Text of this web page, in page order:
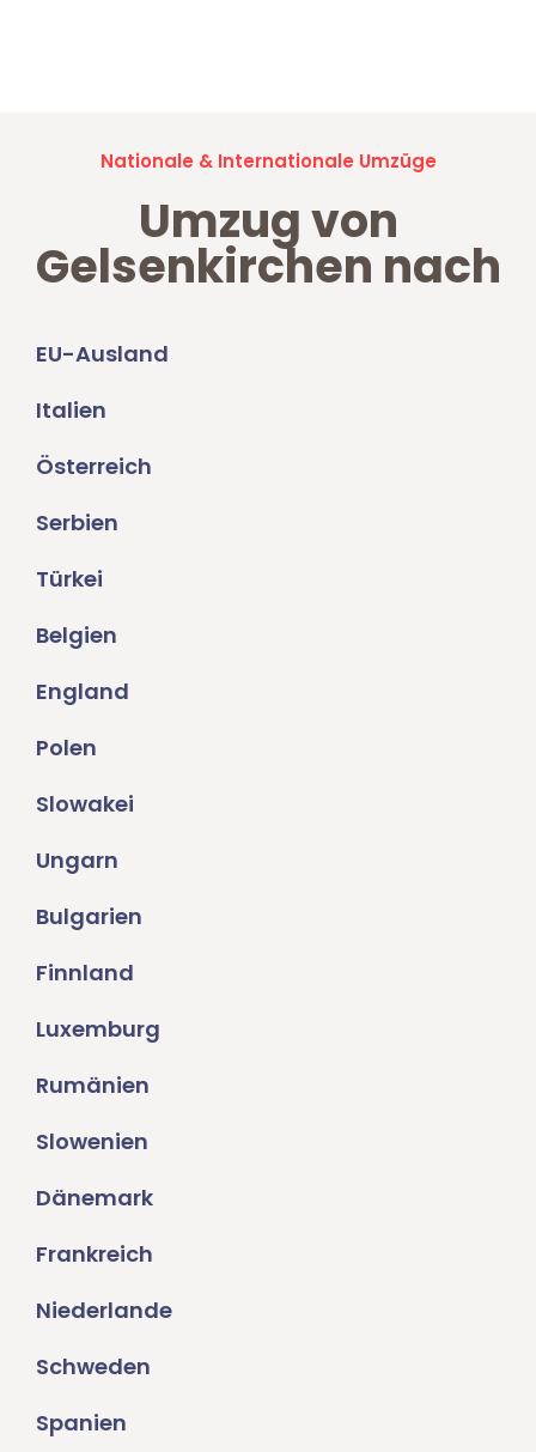
Nationale & Internationale Umzüge
Umzug von
Gelsenkirchen nach
EU-Ausland
Italien
Österreich
Serbien
Türkei
Belgien
England
Polen
Slowakei
Ungarn
Bulgarien
Finnland
Luxemburg
Rumänien
Slowenien
Dänemark
Frankreich
Niederlande
Schweden
Spanien